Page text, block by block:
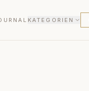
KATEGORIEN